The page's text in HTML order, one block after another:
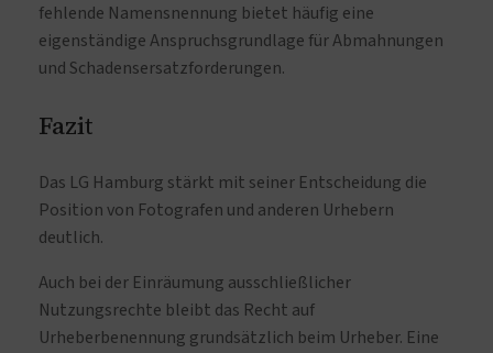
fehlende Namensnennung bietet häufig eine
eigenständige Anspruchsgrundlage für Abmahnungen
und Schadensersatzforderungen.
Fazit
Das LG Hamburg stärkt mit seiner Entscheidung die
Position von Fotografen und anderen Urhebern
deutlich.
Auch bei der Einräumung ausschließlicher
Nutzungsrechte bleibt das Recht auf
Urheberbenennung grundsätzlich beim Urheber. Eine